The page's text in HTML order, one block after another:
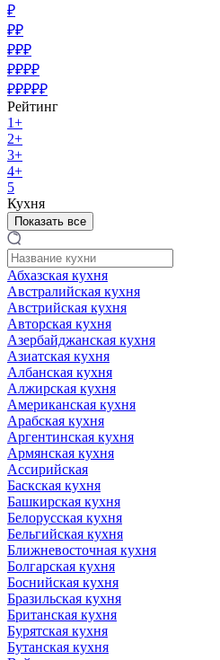
₽
₽₽
₽₽₽
₽₽₽₽
₽₽₽₽₽
Рейтинг
1+
2+
3+
4+
5
Кухня
Показать все
Абхазская кухня
Австралийская кухня
Австрийская кухня
Авторская кухня
Азербайджанская кухня
Азиатская кухня
Албанская кухня
Алжирская кухня
Американская кухня
Арабская кухня
Аргентинская кухня
Армянская кухня
Ассирийская
Баскская кухня
Башкирская кухня
Белорусская кухня
Бельгийская кухня
Ближневосточная кухня
Болгарская кухня
Боснийская кухня
Бразильская кухня
Британская кухня
Бурятская кухня
Бутанская кухня